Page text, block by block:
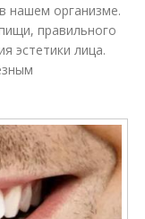
нашем организме.
правильного
эстетики лица.